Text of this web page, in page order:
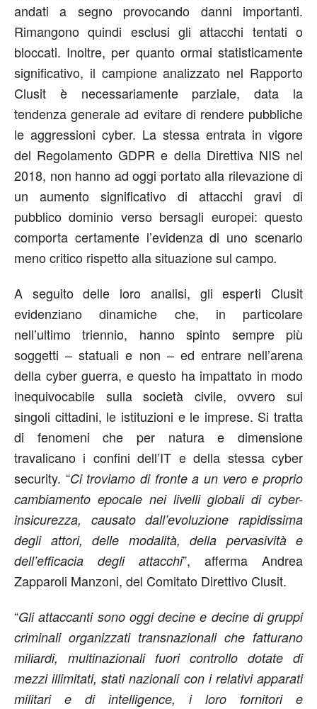
andati a segno provocando danni importanti.
Rimangono quindi esclusi gli attacchi tentati o
bloccati. Inoltre, per quanto ormai statisticamente
significativo, il campione analizzato nel Rapporto
Clusit è necessariamente parziale, data la
tendenza generale ad evitare di rendere pubbliche
le aggressioni cyber. La stessa entrata in vigore
del Regolamento GDPR e della Direttiva NIS nel
2018, non hanno ad oggi portato alla rilevazione di
un aumento significativo di attacchi gravi di
pubblico dominio verso bersagli europei: questo
comporta certamente l’evidenza di uno scenario
meno critico rispetto alla situazione sul campo.
A seguito delle loro analisi, gli esperti Clusit
evidenziano dinamiche che, in particolare
nell’ultimo triennio, hanno spinto sempre più
soggetti – statuali e non – ed entrare nell’arena
della cyber guerra, e questo ha impattato in modo
inequivocabile sulla società civile, ovvero sui
singoli cittadini, le istituzioni e le imprese. Si tratta
di fenomeni che per natura e dimensione
travalicano i confini dell’IT e della stessa cyber
security. “Ci troviamo di fronte a un vero e proprio
cambiamento epocale nei livelli globali dicyber-
insicurezza, causato dall’evoluzione rapidissima
degli attori, delle modalità, della pervasività e
dell’efficacia degli attacchi”, afferma Andrea
Zapparoli Manzoni, del Comitato Direttivo Clusit.
“Gli attaccanti sono oggi decine e decine di gruppi
criminali organizzati transnazionali che fatturano
miliardi, multinazionali fuori controllo dotate di
mezzi illimitati, stati nazionali con i relativi apparati
militari e di intelligence, i loro fornitori e